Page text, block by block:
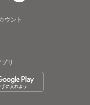
ウント
リ